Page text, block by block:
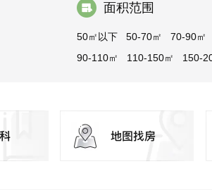
面积范围
50㎡以下 50-70㎡
70-90㎡
90-110㎡
110-150㎡
150-